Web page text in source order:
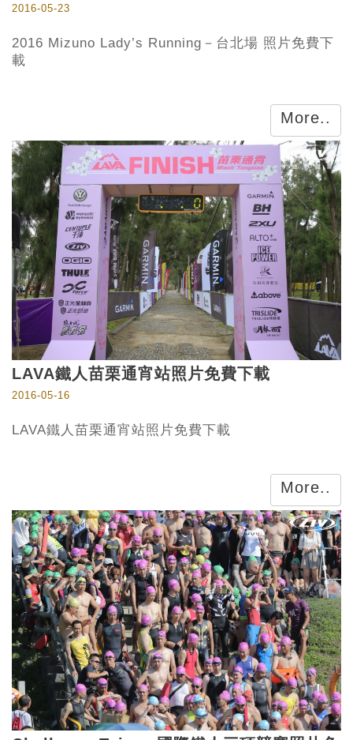
2016-05-23
2016 Mizuno Lady’s Running－台北場 照片免費下
載
More..
LAVA鐵人苗栗通宵站照片免費下載
2016-05-16
LAVA鐵人苗栗通宵站照片免費下載
More..